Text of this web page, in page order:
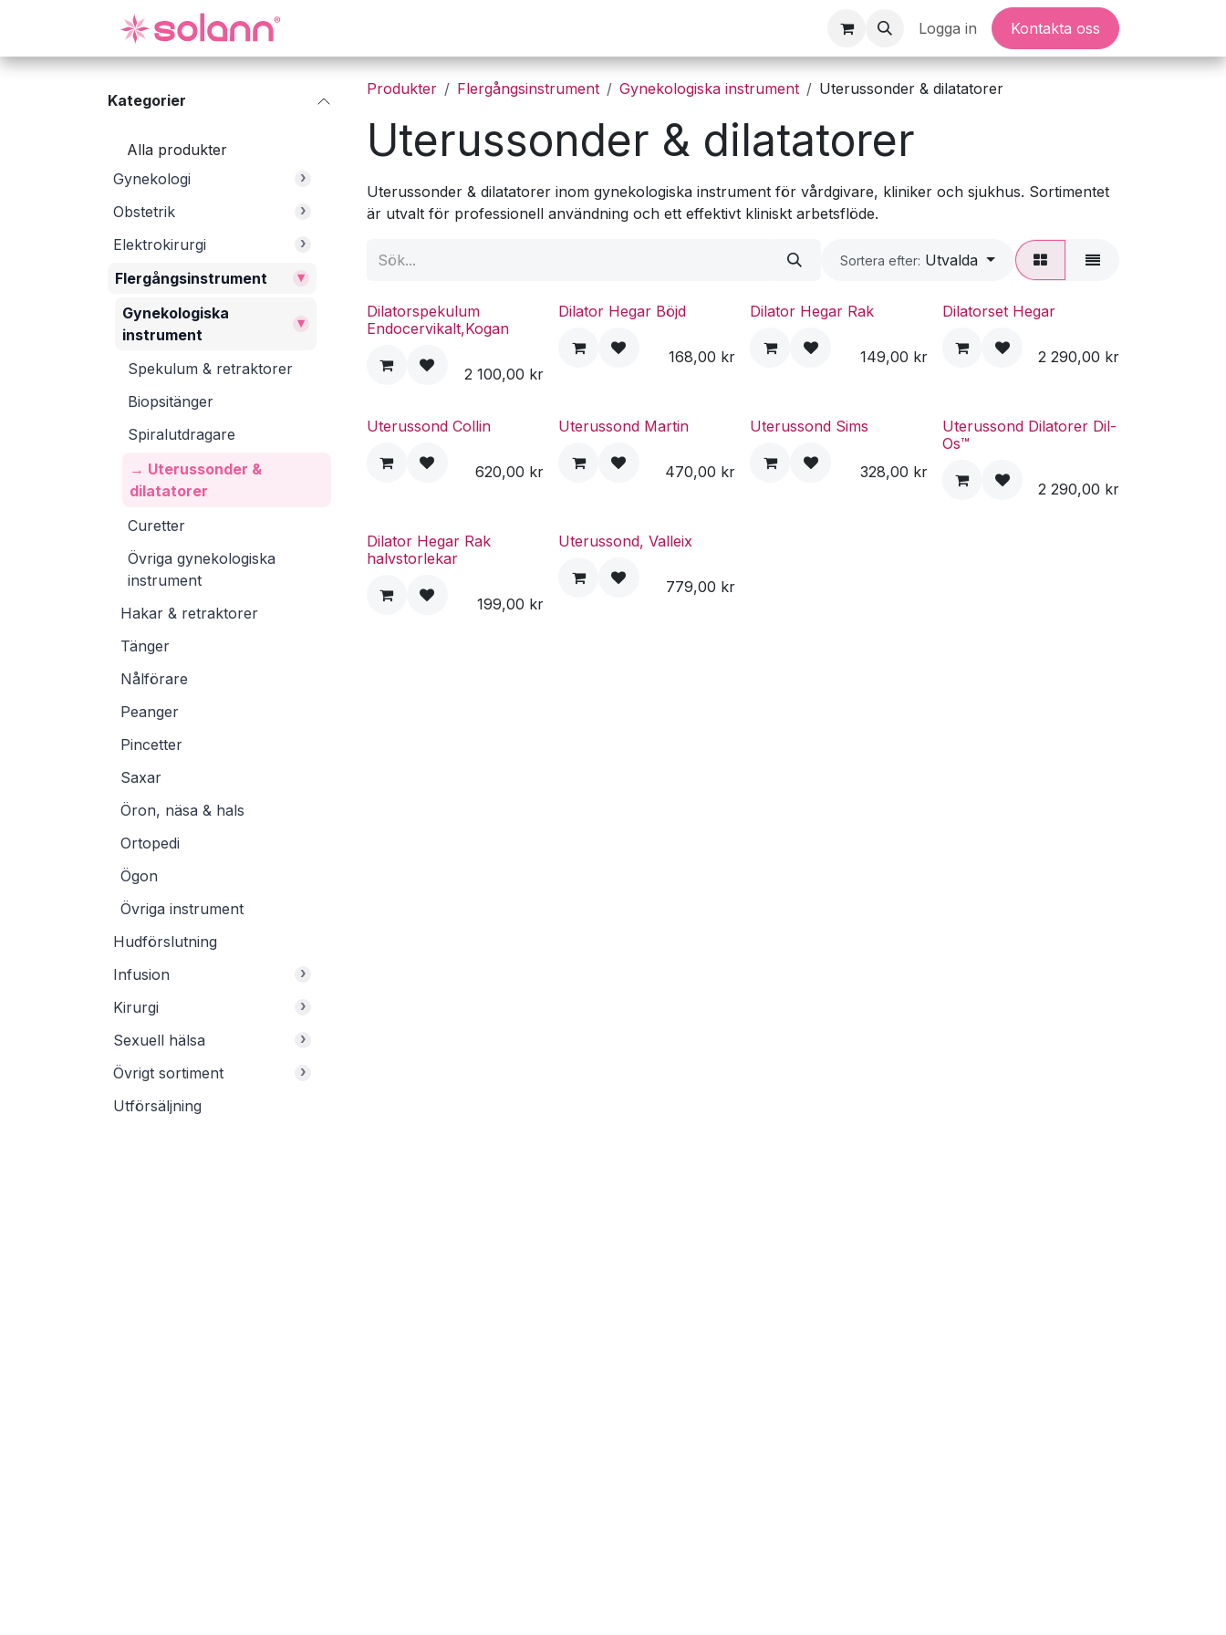
Logga in Kontakta oss
Kategorier
Alla produkter
Gynekologi
›
Obstetrik ›
Elektrokirurgi ›
Flergångsinstrument ▾
Gynekologiska
instrument
▾
Spekulum & retraktorer
Biopsitänger
Spiralutdragare
→ Uterussonder &
dilatatorer
Curetter
Övriga gynekologiska
instrument
Hakar & retraktorer
Tänger
Nålförare
Peanger
Pincetter
Saxar
Öron, näsa & hals
Ortopedi
Ögon
Övriga instrument
Hudförslutning
Infusion
›
Kirurgi ›
Sexuell hälsa ›
Övrigt sortiment ›
Utförsäljning
Produkter Flergångsinstrument Gynekologiska instrument Uterussonder & dilatatorer
Uterussonder & dilatatorer
Uterussonder & dilatatorer inom gynekologiska instrument för vårdgivare, kliniker och sjukhus. Sortimentet
är utvalt för professionell användning och ett effektivt kliniskt arbetsflöde.
Sortera efter: Utvalda
Dilatorspekulum
Endocervikalt,Kogan
2 100,00 kr
Dilator Hegar Böjd
168,00 kr
Dilator Hegar Rak
149,00 kr
Dilatorset Hegar
2 290,00 kr
Uterussond Collin
620,00 kr
Uterussond Martin
470,00 kr
Uterussond Sims
328,00 kr
Uterussond Dilatorer Dil-
Os™
2 290,00 kr
Dilator Hegar Rak
halvstorlekar
199,00 kr
Uterussond, Valleix
779,00 kr